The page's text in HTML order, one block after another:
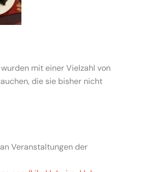
mit einer Vielzahl von
die sie bisher nicht
Veranstaltungen der